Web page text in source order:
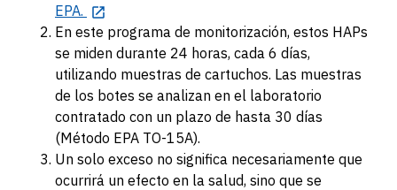
EPA.
En este programa de monitorización, estos HAPs
se miden durante 24 horas, cada 6 días,
utilizando muestras de cartuchos. Las muestras
de los botes se analizan en el laboratorio
contratado con un plazo de hasta 30 días
(Método EPA TO-15A).
Un solo exceso no significa necesariamente que
ocurrirá un efecto en la salud, sino que se